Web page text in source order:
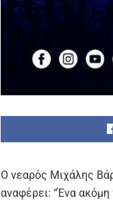
Ο νεαρός Μιχάλης
αναφέρει: “Ένα